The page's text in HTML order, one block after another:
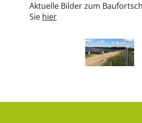
Aktuelle Bilder zum
Sie hier